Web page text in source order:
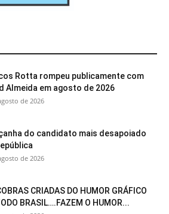
Rotta rompeu publicamente com
Almeida em agosto de 2026
de 2026
do candidato mais desapoiado
de 2026
CRIADAS DO HUMOR GRÁFICO
BRASIL….FAZEM O HUMOR...